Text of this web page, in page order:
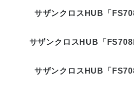
サザンクロスHUB「
サザンクロスHUB「
サザンクロスHUB「